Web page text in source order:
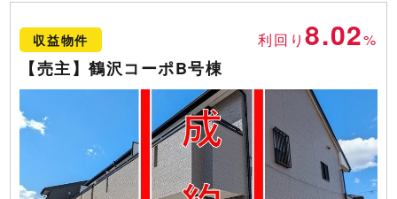
収益物件 利回り8.02%
【売主】鶴沢コーポB号棟